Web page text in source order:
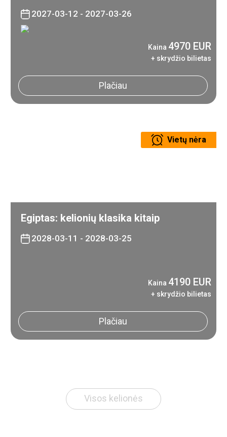
2027-03-12 - 2027-03-26
Kaina 4970 EUR
+ skrydžio bilietas
Plačiau
Vietų nėra
Egiptas: kelionių klasika kitaip
2028-03-11 - 2028-03-25
Kaina 4190 EUR
+ skrydžio bilietas
Plačiau
Visos kelionės